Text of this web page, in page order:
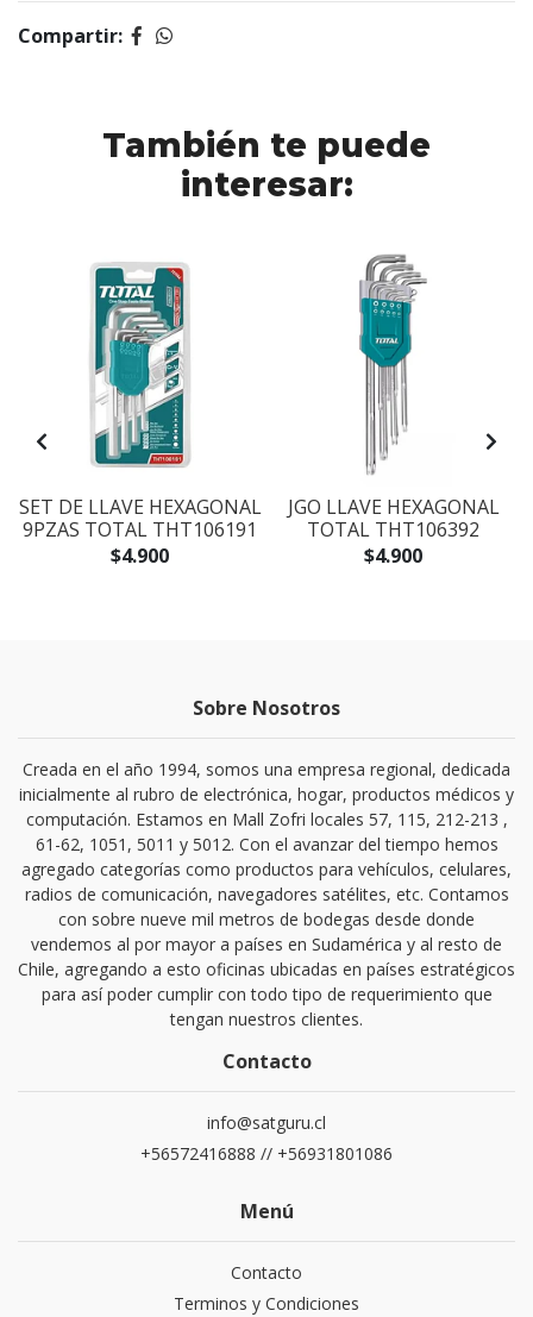
Compartir:
También te puede
interesar:
SET DE LLAVE HEXAGONAL
9PZAS TOTAL THT106191
$4.900
JGO LLAVE HEXAGONAL
TOTAL THT106392
$4.900
Sobre Nosotros
Creada en el año 1994, somos una empresa regional, dedicada
inicialmente al rubro de electrónica, hogar, productos médicos y
computación. Estamos en Mall Zofri locales 57, 115, 212-213 ,
61-62, 1051, 5011 y 5012. Con el avanzar del tiempo hemos
agregado categorías como productos para vehículos, celulares,
radios de comunicación, navegadores satélites, etc. Contamos
con sobre nueve mil metros de bodegas desde donde
vendemos al por mayor a países en Sudamérica y al resto de
Chile, agregando a esto oficinas ubicadas en países estratégicos
para así poder cumplir con todo tipo de requerimiento que
tengan nuestros clientes.
Contacto
info@satguru.cl
+56572416888 // +56931801086
Menú
Contacto
Terminos y Condiciones